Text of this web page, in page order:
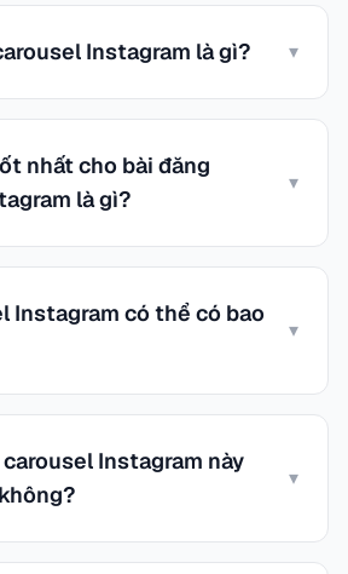
Instagram là gì? ▾
nhất cho bài đăng
là gì?
▾
Instagram có thể có bao
▾
Instagram này
▾